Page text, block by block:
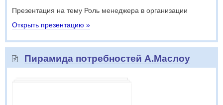
Презентация на тему Роль менеджера в организации
Открыть презентацию »
Пирамида потребностей А.Маслоу